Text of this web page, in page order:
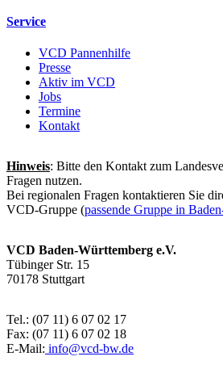
Service
VCD Pannenhilfe
Presse
Aktiv im VCD
Jobs
Termine
Kontakt
Hinweis: Bitte den Kontakt zum
Fragen nutzen.
Bei regionalen Fragen kontaktieren Sie
VCD-Gruppe (passende Gruppe in
VCD Baden-Württemberg e.V.
Tübinger Str. 15
70178 Stuttgart
Tel.: (07 11) 6 07 02 17
Fax: (07 11) 6 07 02 18
E-Mail: info@vcd-bw.de